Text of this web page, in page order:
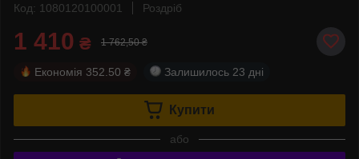
Код: 1080120100001
Роздріб
1 410 ₴ 1 762,50 ₴
Економія 352.50 ₴ Залишилось 23 дні
Купити
або